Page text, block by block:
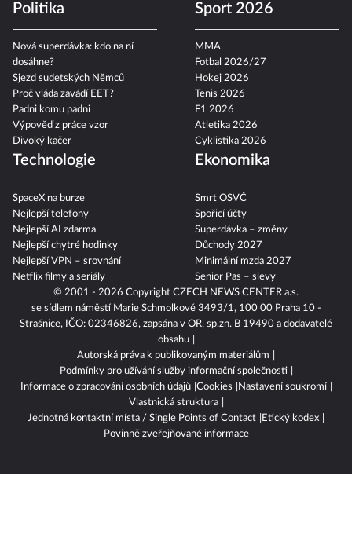
© 2001 - 2026 Copyright CZECH NEWS CENTER a.s.
se sídlem náměstí Marie Schmolkové 3493/1, 100 00 Praha 10 -
Strašnice, IČO: 02346826, zapsána v OR, sp.zn. B 19490 a dodavatelé
obsahu
Autorská práva k publikovaným materiálům
Podmínky pro užívání služby informační společnosti
Informace o zpracování osobních údajů Cookies
Nastavení soukromí
Vlastnická struktura
Jednotná kontaktní místa / Single Points of Contact
Etický kodex
Povinně zveřejňované informace
Politika
Nová superdávka: kdo na ní
dosáhne?
Sjezd sudetských Němců
Proč vláda zavádí EET?
Padni komu padni
Výpověď z práce vzor
Divoký kačer
Sport 2026
MMA
Fotbal 2026/27
Hokej 2026
Tenis 2026
F1 2026
Atletika 2026
Cyklistika 2026
Technologie
SpaceX na burze
Nejlepší telefony
Nejlepší AI zdarma
Nejlepší chytré hodinky
Nejlepší VPN – srovnání
Netflix filmy a seriály
Ekonomika
Smrt OSVČ
Spořicí účty
Superdávka – změny
Důchody 2027
Minimální mzda 2027
Senior Pas – slevy